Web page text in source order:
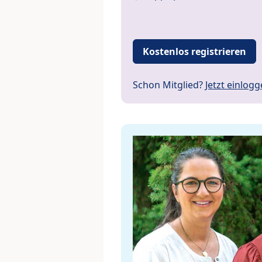
Kostenlos registrieren
Schon Mitglied? Jetzt